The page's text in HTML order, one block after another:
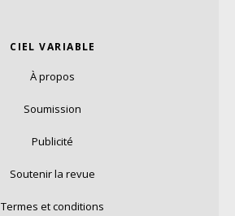
CIEL VARIABLE
À propos
Soumission
Publicité
Soutenir la revue
Termes et conditions